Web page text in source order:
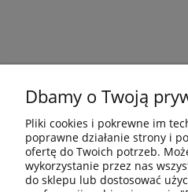
Dbamy o Twoją
Pliki cookies i pokrewne im
poprawne działanie strony i
ofertę do Twoich potrzeb.
wykorzystanie przez nas
do sklepu lub dostosować